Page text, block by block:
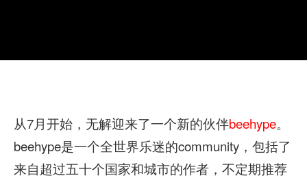
从7月开始，无解迎来了一个新的伙伴beehype。
beehype是一个全世界乐迷的community，包括了
来自超过五十个国家和城市的作者，不定期推荐